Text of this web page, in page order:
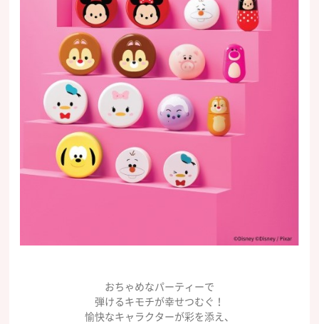
おちゃめなパーティーで
弾けるキモチが幸せつむぐ！
愉快なキャラクターが彩を添え、